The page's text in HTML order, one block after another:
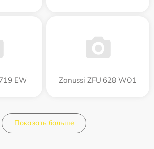
EW Zanussi ZFU 628 WO1
Показать больше